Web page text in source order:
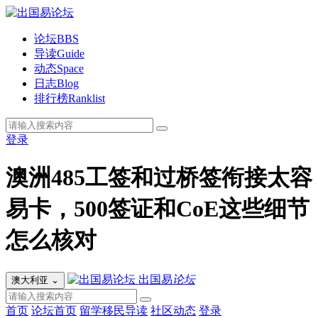
论坛BBS
导读Guide
动态Space
日志Blog
排行榜Ranklist
登录
澳洲485工签和过桥签衔接太容
易卡，500签证和CoE这些细节
怎么核对
澳大利亚 ⌄ 出国易论坛
首页 论坛首页 留学移民导读 社区动态 登录